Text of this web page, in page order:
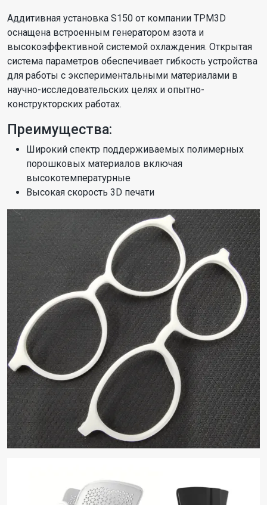
Аддитивная установка S150 от компании TPM3D
оснащена встроенным генератором азота и
высокоэффективной системой охлаждения. Открытая
система параметров обеспечивает гибкость устройства
для работы с экспериментальными материалами в
научно-исследовательских целях и опытно-
конструкторских работах.
Преимущества:
Широкий спектр поддерживаемых полимерных
порошковых материалов включая
высокотемпературные
Высокая скорость 3D печати